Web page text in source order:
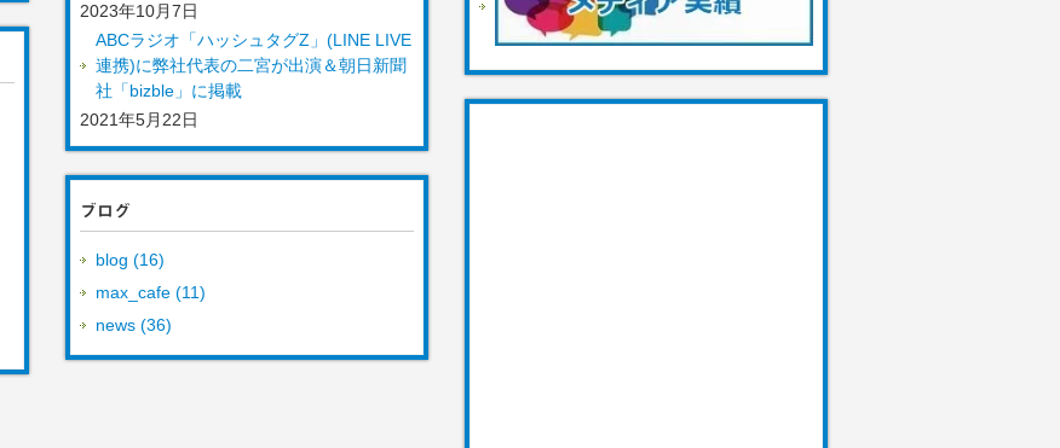
2023年10月7日
ABCラジオ「ハッシュタグZ」(LINE LIVE
連携)に弊社代表の二宮が出演＆朝日新聞
社「bizble」に掲載
2021年5月22日
ブログ
blog (16)
max_cafe (11)
news (36)